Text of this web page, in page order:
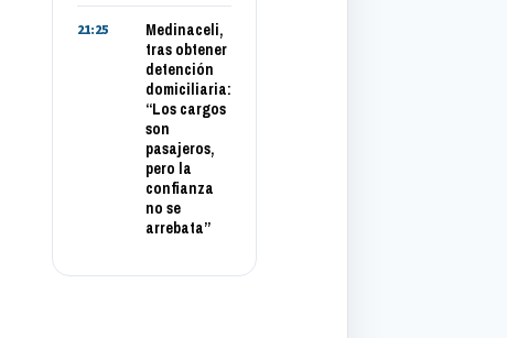
21:25
Medinaceli,
tras obtener
detención
domiciliaria:
“Los cargos
son
pasajeros,
pero la
confianza
no se
arrebata”